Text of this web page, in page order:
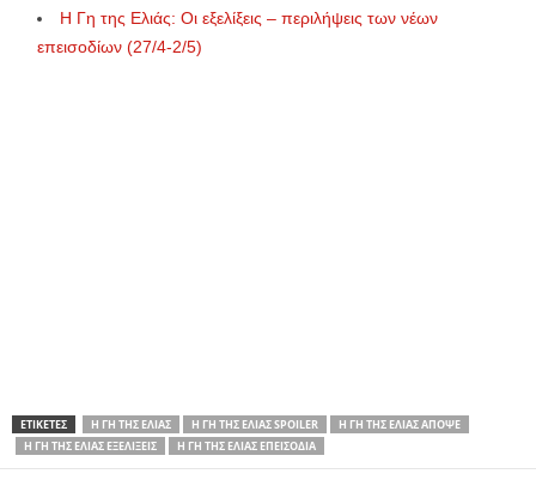
Η Γη της Ελιάς: Οι εξελίξεις – περιλήψεις των νέων
επεισοδίων (27/4-2/5)
ΕΤΙΚΕΤΕΣ Η ΓΗ ΤΗΣ ΕΛΙΆΣ Η ΓΗ ΤΗΣ ΕΛΙΆΣ SPOILER
Η ΓΗ ΤΗΣ ΕΛΙΆΣ ΑΠΌΨΕ
Η ΓΗ ΤΗΣ ΕΛΙΆΣ ΕΞΕΛΊΞΕΙΣ
Η ΓΗ ΤΗΣ ΕΛΙΆΣ ΕΠΕΙΣΌΔΙΑ